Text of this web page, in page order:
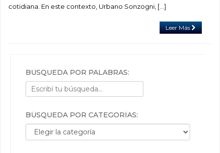
cotidiana. En este contexto, Urbano Sonzogni, […]
Leer Más
BÚSQUEDA POR PALABRAS:
BÚSQUEDA POR CATEGORÍAS:
Búsqueda por categorías: